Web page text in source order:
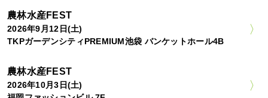
農林水産FEST
2026年9月12日(土)
TKPガーデンシティPREMIUM池袋 バンケットホール4B
農林水産FEST
2026年10月3日(土)